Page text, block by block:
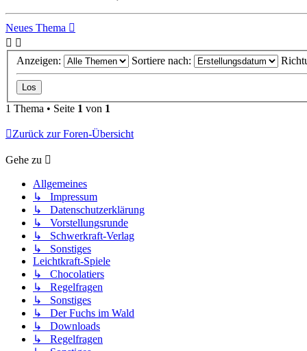
Neues Thema
Anzeigen: Sortiere nach:
1 Thema • Seite 1 von 1
Zurück zur Foren-Übersicht
Gehe zu
Allgemeines
↳ Impressum
↳ Datenschutzerklärung
↳ Vorstellungsrunde
↳ Schwerkraft-Verlag
↳ Sonstiges
Leichtkraft-Spiele
↳ Chocolatiers
↳ Regelfragen
↳ Sonstiges
↳ Der Fuchs im Wald
↳ Downloads
↳ Regelfragen